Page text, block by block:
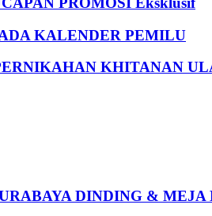
KALENDER PEMILU
KHITANAN
DINDING & MEJA